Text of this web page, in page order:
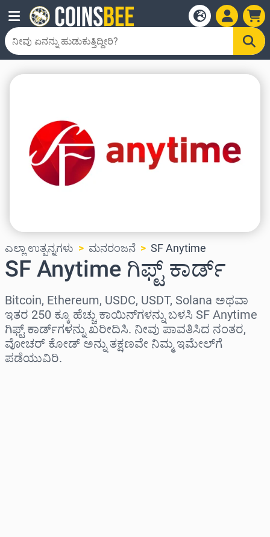
ಎಲ್ಲಾ ಉತ್ಪನ್ನಗಳು ಮನರಂಜನೆ SF Anytime
SF Anytime ಗಿಫ್ಟ್ ಕಾರ್ಡ್
Bitcoin, Ethereum, USDC, USDT, Solana ಅಥವಾ
ಇತರ 250 ಕ್ಕೂ ಹೆಚ್ಚು ಕಾಯಿನ್‌ಗಳನ್ನು ಬಳಸಿ SF Anytime
ಗಿಫ್ಟ್ ಕಾರ್ಡ್‌ಗಳನ್ನು ಖರೀದಿಸಿ. ನೀವು ಪಾವತಿಸಿದ ನಂತರ,
ವೋಚರ್ ಕೋಡ್ ಅನ್ನು ತಕ್ಷಣವೇ ನಿಮ್ಮ ಇಮೇಲ್‌ಗೆ
ಪಡೆಯುವಿರಿ.